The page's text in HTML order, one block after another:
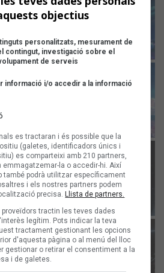
objectius
personalitzats, mesurament de
contingut, investigació sobre el
de serveis
informació i/o accedir a la informació
es tractaran i és possible que la
(galetes, identificadors únics i
es comparteixi amb 210 partners,
emmagatzemar-la o accedir-hi. Així
també podrà utilitzar específicament
i els nostres partners podem
precisa. Llista de partners.
proveïdors tractin les teves dades
legítim. Pots indicar la teva
tractament gestionant les opcions
d'aquesta pàgina o al menú del lloc
gestionar o retirar el consentiment a la
i de galetes.